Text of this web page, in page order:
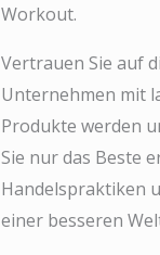
Workout.
Vertrauen Sie auf
Unternehmen mit
Produkte werden
Sie nur das Beste
Handelspraktiken
einer besseren